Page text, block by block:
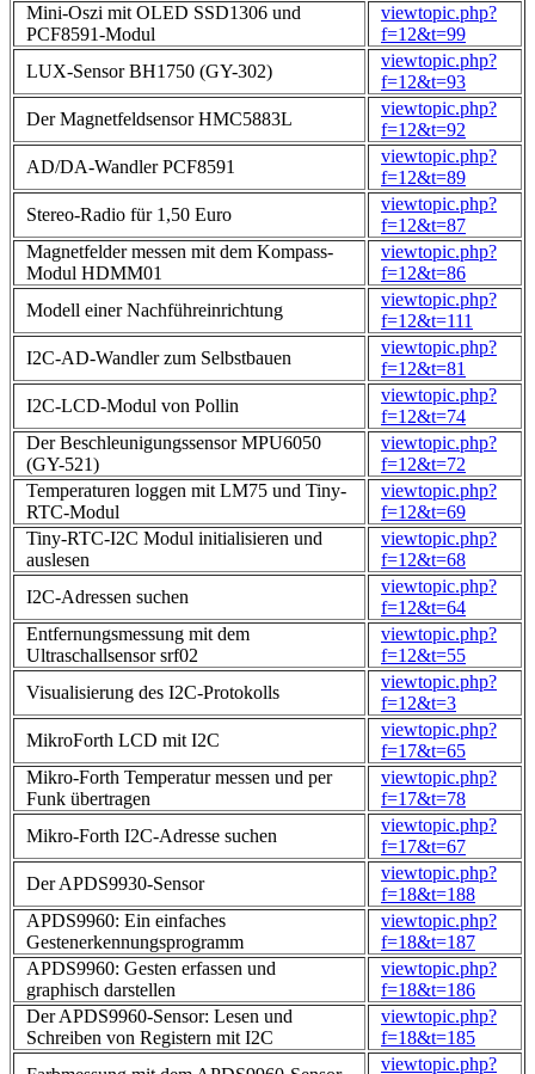
Mini-Oszi mit OLED SSD1306 und
PCF8591-Modul
viewtopic.php?
f=12&t=99
LUX-Sensor BH1750 (GY-302)
viewtopic.php?
f=12&t=93
Der Magnetfeldsensor HMC5883L
viewtopic.php?
f=12&t=92
AD/DA-Wandler PCF8591
viewtopic.php?
f=12&t=89
Stereo-Radio für 1,50 Euro
viewtopic.php?
f=12&t=87
Magnetfelder messen mit dem Kompass-
Modul HDMM01
viewtopic.php?
f=12&t=86
Modell einer Nachführeinrichtung
viewtopic.php?
f=12&t=111
I2C-AD-Wandler zum Selbstbauen
viewtopic.php?
f=12&t=81
I2C-LCD-Modul von Pollin
viewtopic.php?
f=12&t=74
Der Beschleunigungssensor MPU6050
(GY-521)
viewtopic.php?
f=12&t=72
Temperaturen loggen mit LM75 und Tiny-
RTC-Modul
viewtopic.php?
f=12&t=69
Tiny-RTC-I2C Modul initialisieren und
auslesen
viewtopic.php?
f=12&t=68
I2C-Adressen suchen
viewtopic.php?
f=12&t=64
Entfernungsmessung mit dem
Ultraschallsensor srf02
viewtopic.php?
f=12&t=55
Visualisierung des I2C-Protokolls
viewtopic.php?
f=12&t=3
MikroForth LCD mit I2C
viewtopic.php?
f=17&t=65
Mikro-Forth Temperatur messen und per
Funk übertragen
viewtopic.php?
f=17&t=78
Mikro-Forth I2C-Adresse suchen
viewtopic.php?
f=17&t=67
Der APDS9930-Sensor
viewtopic.php?
f=18&t=188
APDS9960: Ein einfaches
Gestenerkennungsprogramm
viewtopic.php?
f=18&t=187
APDS9960: Gesten erfassen und
graphisch darstellen
viewtopic.php?
f=18&t=186
Der APDS9960-Sensor: Lesen und
Schreiben von Registern mit I2C
viewtopic.php?
f=18&t=185
viewtopic.php?